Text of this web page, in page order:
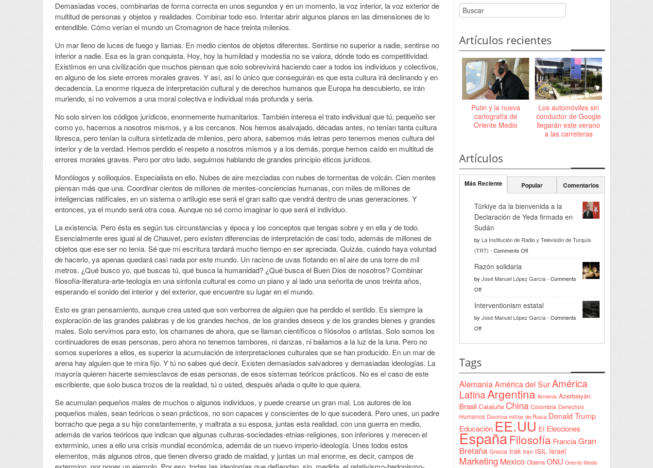
Demasiadas voces, combinarlas de forma correcta en unos segundos y en un momento, la voz interior, la voz exterior de
multitud de personas y objetos y realidades. Combinar todo eso. Intentar abrir algunos planos en las dimensiones de lo
entendible. Cómo verían el mundo un Cromagnon de hace treinta milenios.
Un mar lleno de luces de fuego y llamas. En medio cientos de objetos diferentes. Sentirse no superior a nadie, sentirse no
inferior a nadie. Esa es la gran conquista. Hoy, hoy la humildad y modestia no se valora, dónde todo es competitividad.
Existimos en una civilización que muchos piensan que solo sobrevivirá haciendo caer a todos los individuos y colectivos,
en alguno de los siete errores morales graves. Y así, así lo único que conseguirán es que esta cultura irá declinando y en
decadencia. La enorme riqueza de interpretación cultural y de derechos humanos que Europa ha descubierto, se irán
muriendo, si no volvemos a una moral colectiva e individual más profunda y seria.
No solo sirven los códigos jurídicos, enormemente humanitarios. También interesa el trato individual que tú, pequeño ser
como yo, hacemos a nosotros mismos, y a los cercanos. Nos hemos asalvajado, décadas antes, no tenían tanta cultura
libresca, pero tenían la cultura sintetizada de milenios, pero ahora, sabemos más letras pero tenemos menos cultura del
interior y de la verdad. Hemos perdido el respeto a nosotros mismos y a los demás, porque hemos caído en multitud de
errores morales graves. Pero por otro lado, seguimos hablando de grandes principio éticos jurídicos.
Monólogos y soliloquios. Especialista en ello. Nubes de aire mezcladas con nubes de tormentas de volcán. Cien mentes
piensan más que una. Coordinar cientos de millones de mentes-conciencias humanas, con miles de millones de
inteligencias ratifícales, en un sistema o artilugio ese será el gran salto que vendrá dentro de unas generaciones. Y
entonces, ya el mundo será otra cosa. Aunque no sé como imaginar lo que será el individuo.
La existencia. Pero ésta es según tus circunstancias y época y los conceptos que tengas sobre y en ella y de todo.
Esencialmente eres igual al de Chauvet, pero existen diferencias de interpretación de casi todo, además de millones de
objetos que ese ser no tenía. Sé que mi escritura tardará mucho tiempo en ser apreciada. Quizás, cuándo haya voluntad
de hacerlo, ya apenas quedará casi nada por este mundo. Un racimo de uvas flotando en el aire de una torre de mil
metros. ¿Qué busco yo, qué buscas tú, qué busca la humanidad? ¿Qué busca el Buen Dios de nosotros? Combinar
filosofía-literatura-arte-teología en una sinfonía cultural es como un piano y al lado una señorita de unos treinta años,
esperando el sonido del interior y del exterior, que encuentre su lugar en el mundo.
Esto es gran pensamiento, aunque crea usted que son verborrea de alguien que ha perdido el sentido. Es siempre la
exploración de las grandes palabras y de los grandes hechos, de los grandes deseos y de los grandes bienes y grandes
males. Solo servimos para esto, los chamanes de ahora, que se llaman científicos o filósofos o artistas. Solo somos los
continuadores de esas personas, pero ahora no tenemos tambores, ni danzas, ni bailamos a la luz de la luna. Pero no
somos superiores a ellos, es superior la acumulación de interpretaciones culturales que se han producido. En un mar de
arena hay alguien que te mira fijo. Y tú no sabes qué decir. Existen demasiados salvadores y demasiadas ideologías. La
mayoría quieren hacerte semiesclavos de esas personas, de esos sistemas teóricos prácticos. No es el caso de este
escribiente, que solo busca trozos de la realidad, tú o usted, después añada o quite lo que quiera.
Se acumulan pequeños males de muchos o algunos individuos, y puede crearse un gran mal. Los autores de los
pequeños males, sean teóricos o sean prácticos, no son capaces y conscientes de lo que sucederá. Pero unes, un padre
borracho que pega a su hijo constantemente, y maltrata a su esposa, juntas esta realidad, con una guerra en medio,
además de varios teóricos que indican que algunas culturas-sociedades-etnias-religiones, son inferiores y merecen el
exterminio, unes a ello una crisis mundial económica, además de un nuevo imperio-ideología. Unes todos estos
elementos, más algunos otros, que tienen diverso grado de maldad, y juntas un mal enorme, es decir, campos de
Artículos recientes
Putin y la nueva
cartografía de
Oriente Medio
Los automóviles sin
conductor de Google
llegarán este verano
a las carreteras
Artículos
Más Reciente Popular Comentarios
Türkiye da la bienvenida a la
Declaración de Yeda firmada en
Sudán
by La Institución de Radio y Televisión de Turquía
(TRT) - Comments Offon
Türkiye
la
a
Yeda
Razón solidaria
by José Manuel López García- Comments
Offon
Razón
solidaria
Interventionism estatal
by José Manuel López García- Comments
Offon
Tags
AlemaniaAmérica del SurAmérica
LatinaArgentina Armenia Azerbaiyán
Brasil Cataluña China Colombia Derechos
Humanos Doctrina militar de Rusia Donald Trump
EducaciónEE.UU EI Elecciones
EspañaFilosofía FranciaGran
Bretaña Grecia Irak Iran ISIL Israel
Marketing Mexico Obama ONU Oriente Medio